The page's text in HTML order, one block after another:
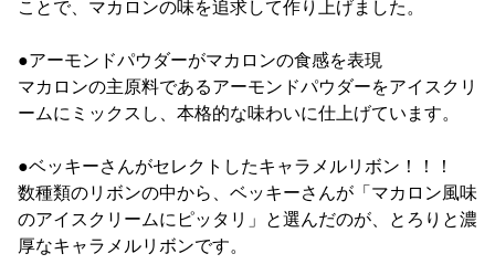
ことで、マカロンの味を追求して作り上げました。
●アーモンドパウダーがマカロンの食感を表現
マカロンの主原料であるアーモンドパウダーをアイスクリ
ームにミックスし、本格的な味わいに仕上げています。
●ベッキーさんがセレクトしたキャラメルリボン！！！
数種類のリボンの中から、ベッキーさんが「マカロン風味
のアイスクリームにピッタリ」と選んだのが、とろりと濃
厚なキャラメルリボンです。